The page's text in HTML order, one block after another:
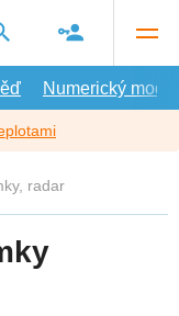
Numerický model
radar